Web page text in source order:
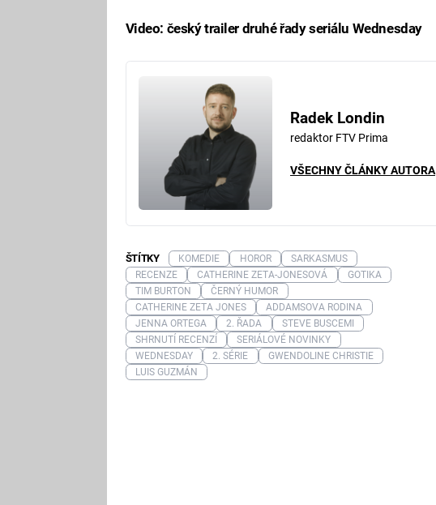
Video: český trailer druhé řady seriálu Wednesday
Radek Londin
redaktor FTV Prima
VŠECHNY ČLÁNKY AUTORA
ŠTÍTKY KOMEDIE HOROR
SARKASMUS
RECENZE
CATHERINE ZETA-JONESOVÁ
GOTIKA
TIM BURTON
ČERNÝ HUMOR
CATHERINE ZETA JONES
ADDAMSOVA RODINA
JENNA ORTEGA
2. ŘADA
STEVE BUSCEMI
SHRNUTÍ RECENZÍ
SERIÁLOVÉ NOVINKY
WEDNESDAY
2. SÉRIE
GWENDOLINE CHRISTIE
LUIS GUZMÁN